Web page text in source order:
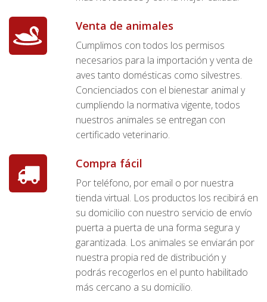
Venta de animales
Cumplimos con todos los permisos
necesarios para la importación y venta de
aves tanto domésticas como silvestres.
Concienciados con el bienestar animal y
cumpliendo la normativa vigente, todos
nuestros animales se entregan con
certificado veterinario.
Compra fácil
Por teléfono, por email o por nuestra
tienda virtual. Los productos los recibirá en
su domicilio con nuestro servicio de envío
puerta a puerta de una forma segura y
garantizada. Los animales se enviarán por
nuestra propia red de distribución y
podrás recogerlos en el punto habilitado
más cercano a su domicilio.